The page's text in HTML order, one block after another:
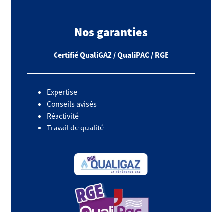
Nos garanties
Certifié QualiGAZ / QualiPAC / RGE
Expertise
Conseils avisés
Réactivité
Travail de qualité